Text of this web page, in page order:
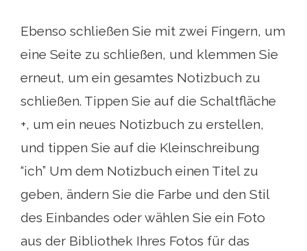
Ebenso schließen Sie mit zwei Fingern, um
eine Seite zu schließen, und klemmen Sie
erneut, um ein gesamtes Notizbuch zu
schließen. Tippen Sie auf die Schaltfläche
+, um ein neues Notizbuch zu erstellen,
und tippen Sie auf die Kleinschreibung
“ich” Um dem Notizbuch einen Titel zu
geben, ändern Sie die Farbe und den Stil
des Einbandes oder wählen Sie ein Foto
aus der Bibliothek Ihres Fotos für das